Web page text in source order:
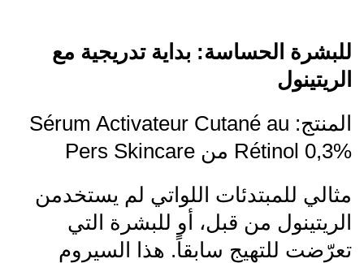
للبشرة الحساسة: بداية تدريجية مع
الريتينول
المنتج: Sérum Activateur Cutané au
Rétinol 0,3% من Pers Skincare
مثالي للمبتدئات اللواتي لم يستخدمن
الريتينول من قبل، أو للبشرة التي
تعرّضت للتهيج سابقاً. هذا السيروم